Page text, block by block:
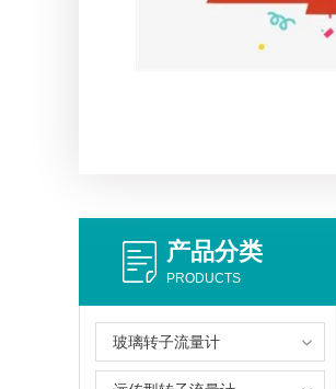
产品分类
PRODUCTS
玻璃转子流量计